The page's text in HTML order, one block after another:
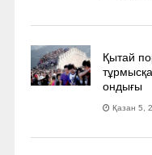
Қытай
ондығы
Қазан 5,